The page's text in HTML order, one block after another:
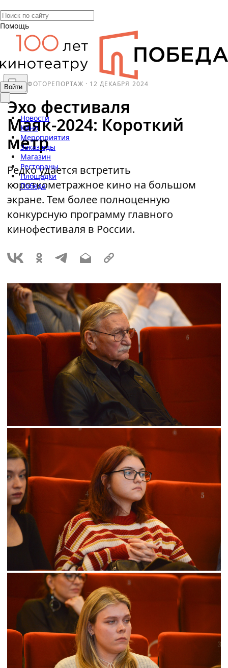
Помощь
Войти
Новости
Кино
Мероприятия
Заказ еды
Магазин
Рестораны
Площадки
Победа
ФОТОРЕПОРТАЖ · 12 ДЕКАБРЯ 2024
Эхо фестиваля
Маяк-2024: Короткий
метр
Редко удается встретить
короткометражное кино на большом
экране. Тем более полноценную
конкурсную программу главного
кинофестиваля в России.